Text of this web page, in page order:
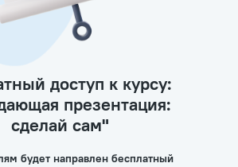
доступ к курсу:
презентация:
сделай сам"
будет направлен бесплатный